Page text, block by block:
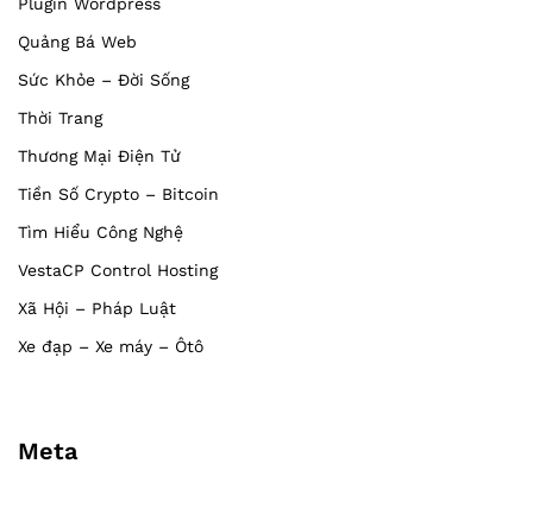
Quảng Bá Web
Sức Khỏe – Đời Sống
Thời Trang
Thương Mại Điện Tử
Tiền Số Crypto – Bitcoin
Tìm Hiểu Công Nghệ
VestaCP Control Hosting
Xã Hội – Pháp Luật
Xe đạp – Xe máy – Ôtô
Meta